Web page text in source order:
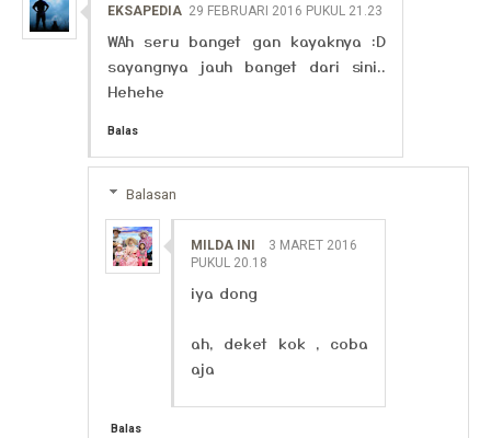
EKSAPEDIA 29 FEBRUARI 2016 PUKUL 21.23
WAh seru banget gan kayaknya :D
sayangnya jauh banget dari sini..
Hehehe
Balas
Balasan
MILDA INI
3 MARET 2016
PUKUL 20.18
iya dong
ah, deket kok , coba
aja
Balas